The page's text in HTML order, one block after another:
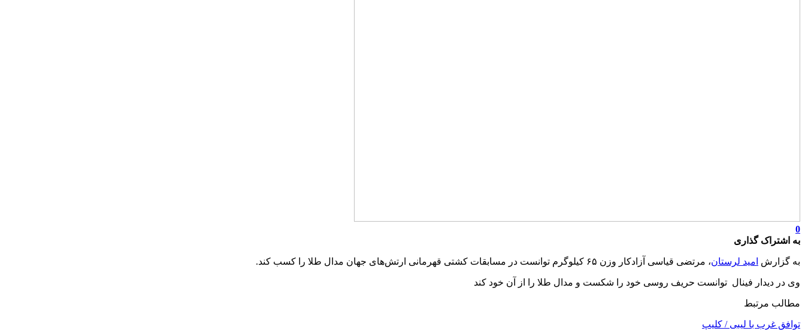
0
به اشتراک گذاری
به گزارش امید لرستان، مرتضی قیاسی آزادکار وزن ۶۵ کیلوگرم‌ توانست در مسابقات کشتی قهرمانی ارتش‌های جهان مدال طلا را کسب کند.
وی در دیدار فینال توانست حریف روسی خود را شکست و مدال طلا را از آن خود کند
مطالب مرتبط
توافق غرب با لیبی / کلیپ